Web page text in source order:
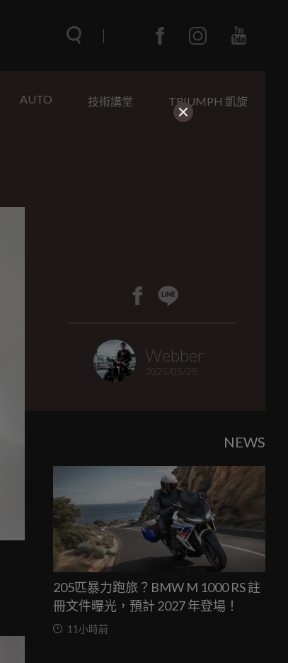
AUTO 技術講堂 TRIUMPH 凱旋
Webber
2025/05/28
NEWS
205匹暴力跑旅？BMW M 1000 RS 註
冊文件曝光，預計 2027 年登場！
11小時前